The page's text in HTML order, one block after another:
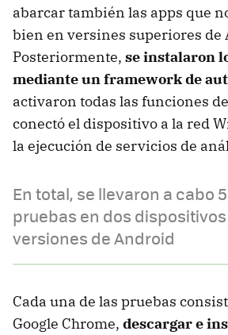
abarcar también las apps que
bien en versines superiores de
Posteriormente, se instalaron
mediante un framework de
activaron todas las funciones
conectó el dispositivo a la red
la ejecución de servicios de
En total, se llevaron a cabo
pruebas en dos
versiones de Android
Cada una de las pruebas
Google Chrome, descargar e